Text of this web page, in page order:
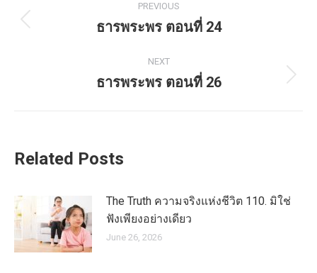
navigation
PREVIOUS
Previous
ธารพระพร ตอนที่ 24
NEXT
Next
ธารพระพร ตอนที่ 26
Related Posts
The Truth ความจริงแห่งชีวิต 110. มิใช่
ฟังเพียงอย่างเดียว
June 26, 2026